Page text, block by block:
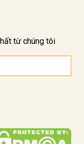
từ chúng tôi